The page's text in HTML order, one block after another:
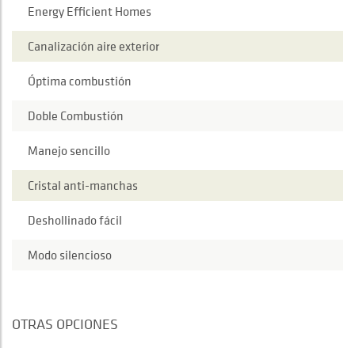
Energy Efficient Homes
Canalización aire exterior
Óptima combustión
Doble Combustión
Manejo sencillo
Cristal anti-manchas
Deshollinado fácil
Modo silencioso
OTRAS OPCIONES